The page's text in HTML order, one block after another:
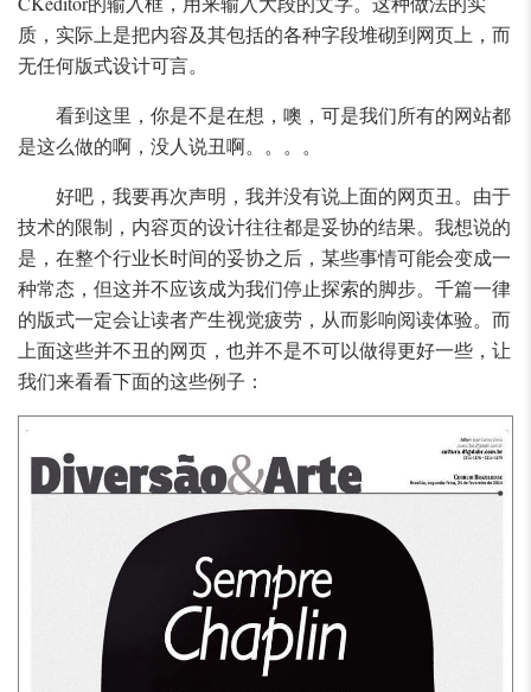
质，实际上是把内容及其包括的各种字段堆砌到网页上，而
无任何版式设计可言。
看到这里，你是不是在想，噢，可是我们所有的网站都
是这么做的啊，没人说丑啊。。。。
好吧，我要再次声明，我并没有说上面的网页丑。由于
技术的限制，内容页的设计往往都是妥协的结果。我想说的
是，在整个行业长时间的妥协之后，某些事情可能会变成一
种常态，但这并不应该成为我们停止探索的脚步。千篇一律
的版式一定会让读者产生视觉疲劳，从而影响阅读体验。而
上面这些并不丑的网页，也并不是不可以做得更好一些，让
我们来看看下面的这些例子：